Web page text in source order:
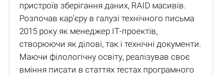
пристроїв зберігання даних, RAID масивів.
Розпочав кар’єру в галузі технічного письма
2015 року як менеджер ІТ-проектів,
створюючи як ділові, так і технічні документи.
Маючи філологічну освіту, реалізував своє
вміння писати в статтях тестах програмного